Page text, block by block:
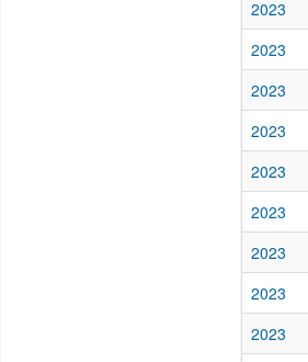
2023
2023
2023
2023
2023
2023
2023
2023
2023